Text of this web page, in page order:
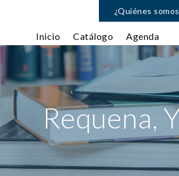
¿Quiénes
Inicio Catálogo Agenda
Requena,